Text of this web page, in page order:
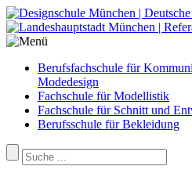
Berufsfachschule für
Modedesign
Fachschule für Modellistik
Fachschule für Schnitt und
Berufsschule für Bekleidung